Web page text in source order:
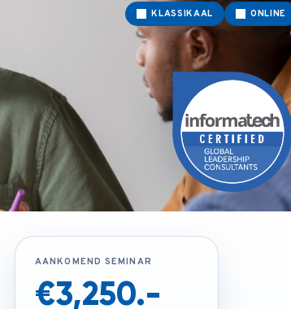
KLASSIKAAL ONLINE
€3,250.-
AANKOMEND SEMINAR
€1,850.-